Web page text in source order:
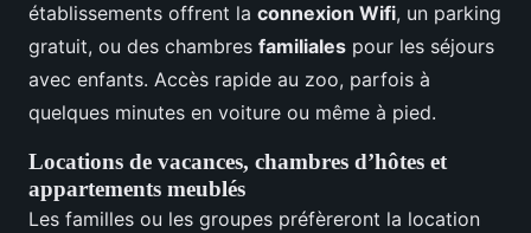
établissements offrent la connexion Wifi, un parking
gratuit, ou des chambres familiales pour les séjours
avec enfants. Accès rapide au zoo, parfois à
quelques minutes en voiture ou même à pied.
Locations de vacances, chambres d’hôtes et
appartements meublés
Les familles ou les groupes préfèreront la location